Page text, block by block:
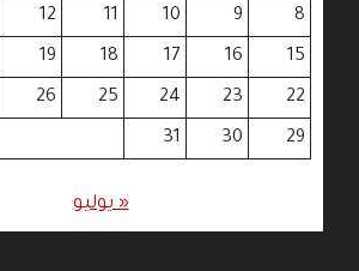
8
9
10
11
12
15
16
17
18
19
22
23
24
25
26
29
30
31
« يوليو